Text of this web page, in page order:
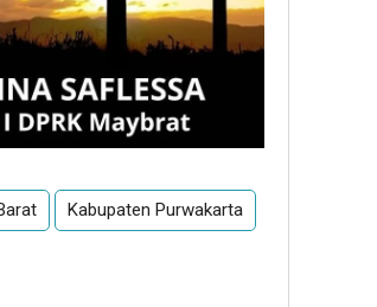
Kabupaten Purwakarta